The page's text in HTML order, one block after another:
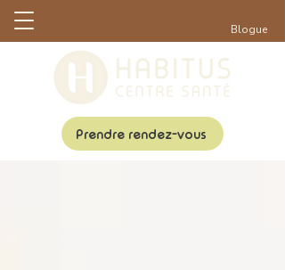
Prendre rendez-vous
Blogue